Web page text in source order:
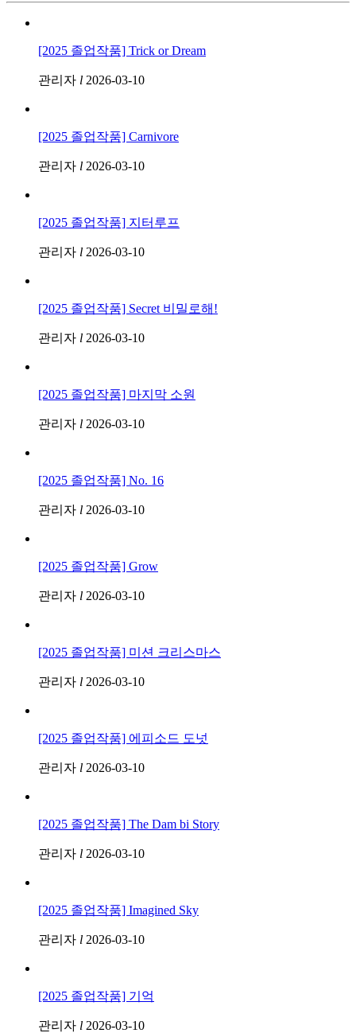
[2025 졸업작품] Trick or Dream
관리자 l 2026-03-10
[2025 졸업작품] Carnivore
관리자 l 2026-03-10
[2025 졸업작품] 지터루프
관리자 l 2026-03-10
[2025 졸업작품] Secret 비밀로해!
관리자 l 2026-03-10
[2025 졸업작품] 마지막 소원
관리자 l 2026-03-10
[2025 졸업작품] No. 16
관리자 l 2026-03-10
[2025 졸업작품] Grow
관리자 l 2026-03-10
[2025 졸업작품] 미션 크리스마스
관리자 l 2026-03-10
[2025 졸업작품] 에피소드 도넛
관리자 l 2026-03-10
[2025 졸업작품] The Dam bi Story
관리자 l 2026-03-10
[2025 졸업작품] Imagined Sky
관리자 l 2026-03-10
[2025 졸업작품] 기억
관리자 l 2026-03-10